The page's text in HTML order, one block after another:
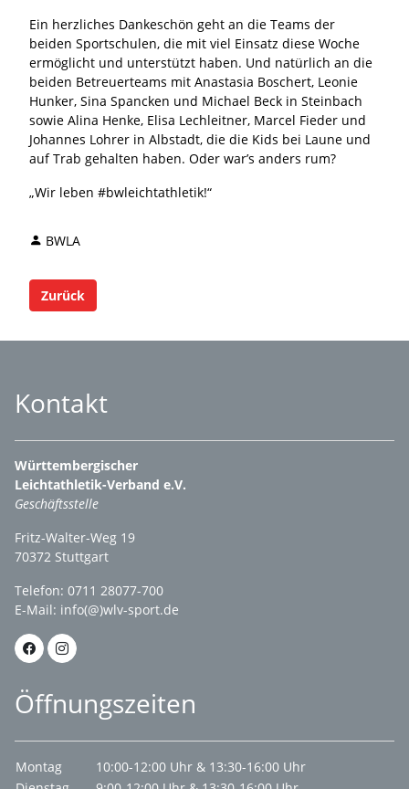
Ein herzliches Dankeschön geht an die Teams der
beiden Sportschulen, die mit viel Einsatz diese Woche
ermöglicht und unterstützt haben. Und natürlich an die
beiden Betreuerteams mit Anastasia Boschert, Leonie
Hunker, Sina Spancken und Michael Beck in Steinbach
sowie Alina Henke, Elisa Lechleitner, Marcel Fieder und
Johannes Lohrer in Albstadt, die die Kids bei Laune und
auf Trab gehalten haben. Oder war’s anders rum?
„Wir leben #bwleichtathletik!“
BWLA
Zurück
Kontakt
Württembergischer
Leichtathletik-Verband e.V.
Geschäftsstelle
Fritz-Walter-Weg 19
70372 Stuttgart
Telefon: 0711 28077-700
E-Mail: info(@)wlv-sport.de
Öffnungszeiten
Montag
10:00-12:00 Uhr & 13:30-16:00 Uhr